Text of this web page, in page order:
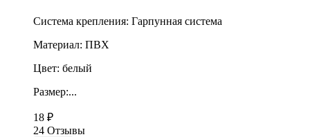
Система крепления: Гарпунная система
Материал: ПВХ
Цвет: белый
Размер:...
18 ₽
24 Отзывы